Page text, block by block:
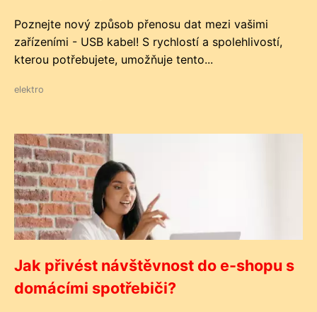
Poznejte nový způsob přenosu dat mezi vašimi
zařízeními - USB kabel! S rychlostí a spolehlivostí,
kterou potřebujete, umožňuje tento...
elektro
Jak přivést návštěvnost do e-shopu s
domácími spotřebiči?